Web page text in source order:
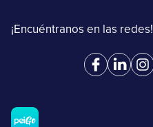
¡Encuéntranos en las redes!